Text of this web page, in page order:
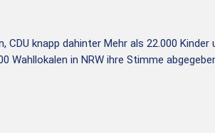
CDU knapp dahinter Mehr als 22.000 Kinder
Wahllokalen in NRW ihre Stimme